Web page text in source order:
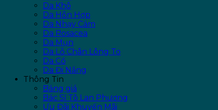
Da Khô
Da Hỗn Hợp
Da Nhạy Cảm
Da Rosacea
Da Mụn
Da Lỗ Chân Lông To
Da Cổ
Da Đi Nắng
Thông Tin
Bảng giá
Bác Sĩ Tô Lan Phương
Ưu Đãi Khuyến Mãi